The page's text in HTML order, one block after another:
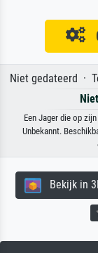
Niet gedateerd ·
Een Jager die op
Unbekannt.
Bekijk in